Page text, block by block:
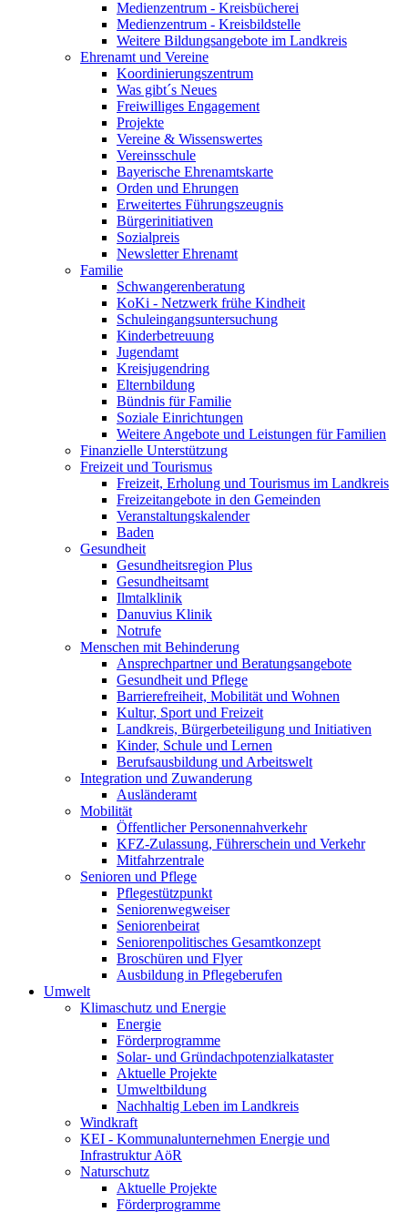
Medienzentrum - Kreisbücherei
Medienzentrum - Kreisbildstelle
Weitere Bildungsangebote im Landkreis
Ehrenamt und Vereine
Koordinierungszentrum
Was gibt´s Neues
Freiwilliges Engagement
Projekte
Vereine & Wissenswertes
Vereinsschule
Bayerische Ehrenamtskarte
Orden und Ehrungen
Erweitertes Führungszeugnis
Bürgerinitiativen
Sozialpreis
Newsletter Ehrenamt
Familie
Schwangerenberatung
KoKi - Netzwerk frühe Kindheit
Schuleingangsuntersuchung
Kinderbetreuung
Jugendamt
Kreisjugendring
Elternbildung
Bündnis für Familie
Soziale Einrichtungen
Weitere Angebote und Leistungen für Familien
Finanzielle Unterstützung
Freizeit und Tourismus
Freizeit, Erholung und Tourismus im Landkreis
Freizeitangebote in den Gemeinden
Veranstaltungskalender
Baden
Gesundheit
Gesundheitsregion Plus
Gesundheitsamt
Ilmtalklinik
Danuvius Klinik
Notrufe
Menschen mit Behinderung
Ansprechpartner und Beratungsangebote
Gesundheit und Pflege
Barrierefreiheit, Mobilität und Wohnen
Kultur, Sport und Freizeit
Landkreis, Bürgerbeteiligung und Initiativen
Kinder, Schule und Lernen
Berufsausbildung und Arbeitswelt
Integration und Zuwanderung
Ausländeramt
Mobilität
Öffentlicher Personennahverkehr
KFZ-Zulassung, Führerschein und Verkehr
Mitfahrzentrale
Senioren und Pflege
Pflegestützpunkt
Seniorenwegweiser
Seniorenbeirat
Seniorenpolitisches Gesamtkonzept
Broschüren und Flyer
Ausbildung in Pflegeberufen
Umwelt
Klimaschutz und Energie
Energie
Förderprogramme
Solar- und Gründachpotenzialkataster
Aktuelle Projekte
Umweltbildung
Nachhaltig Leben im Landkreis
Windkraft
KEI - Kommunalunternehmen Energie und
Infrastruktur AöR
Naturschutz
Aktuelle Projekte
Förderprogramme